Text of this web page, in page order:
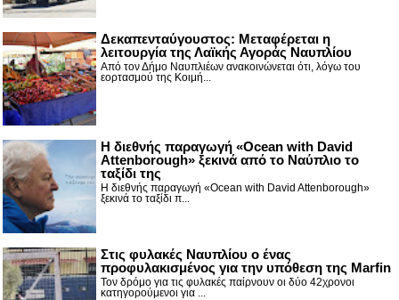
Δεκαπενταύγουστος: Μεταφέρεται η
λειτουργία της Λαϊκής Αγοράς Ναυπλίου
Από τον Δήμο Ναυπλιέων ανακοινώνεται ότι, λόγω του
εορτασμού της Κοιμή...
Η διεθνής παραγωγή «Ocean with David
Attenborough» ξεκινά από το Ναύπλιο το
ταξίδι της
Η διεθνής παραγωγή «Ocean with David Attenborough»
ξεκινά το ταξίδι π...
Στις φυλακές Ναυπλίου ο ένας
προφυλακισμένος για την υπόθεση της Marfin
Τον δρόμο για τις φυλακές παίρνουν οι δύο 42χρονοι
κατηγορούμενοι για ...